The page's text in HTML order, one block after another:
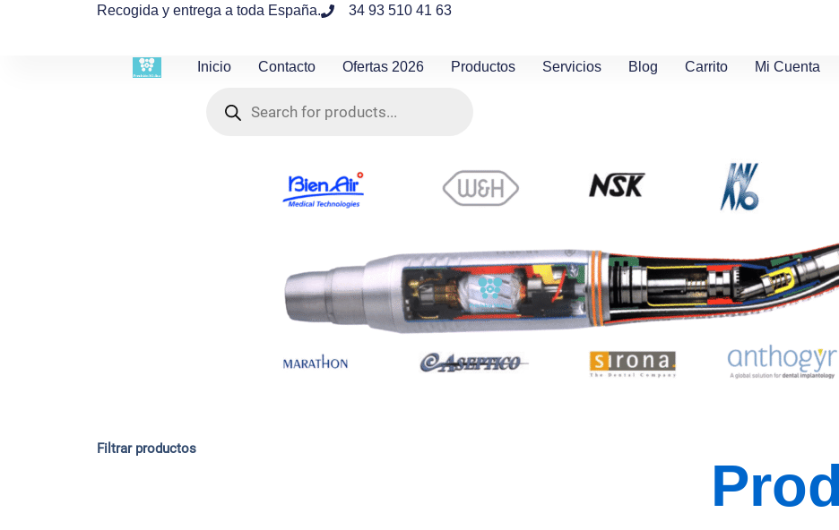
Recogida y entrega a toda España. 34 93 510 41 63
Inicio Contacto Ofertas 2026 Productos Servicios Blog Carrito Mi Cuenta
Filtrar productos